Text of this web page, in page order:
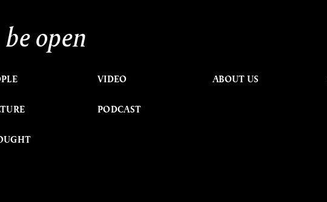
open
VIDEO
PODCAST
ABOUT US